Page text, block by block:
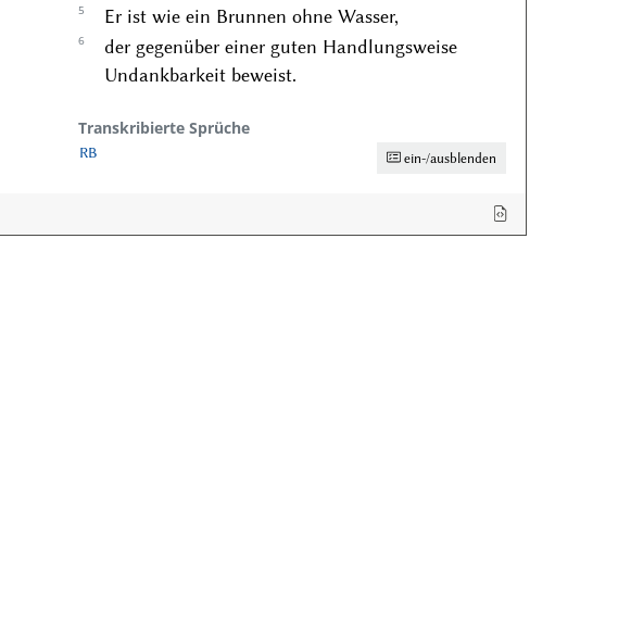
5 Er ist wie ein Brunnen ohne Wasser,
6
der gegenüber einer guten Handlungsweise
Undankbarkeit beweist.
Transkribierte Sprüche
ein-/ausblenden
RB